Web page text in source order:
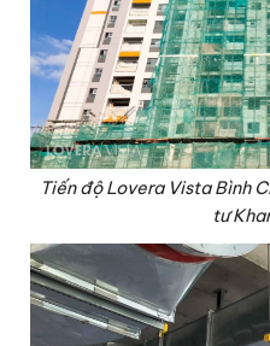
Tiến độ Lovera Vista Bình
tư